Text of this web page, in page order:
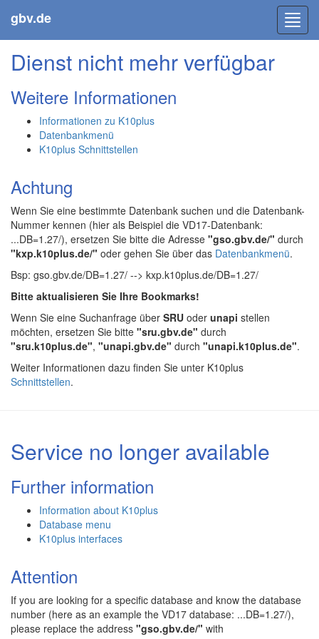
gbv.de
Dienst nicht mehr verfügbar
Weitere Informationen
Informationen zu K10plus
Datenbankmenü
K10plus Schnittstellen
Achtung
Wenn Sie eine bestimmte Datenbank suchen und die Datenbank-
Nummer kennen (hier als Beispiel die VD17-Datenbank:
...DB=1.27/), ersetzen Sie bitte die Adresse "gso.gbv.de/" durch
"kxp.k10plus.de/" oder gehen Sie über das Datenbankmenü.
Bsp: gso.gbv.de/DB=1.27/ --> kxp.k10plus.de/DB=1.27/
Bitte aktualisieren Sie Ihre Bookmarks!
Wenn Sie eine Suchanfrage über SRU oder unapi stellen
möchten, ersetzen Sie bitte "sru.gbv.de" durch
"sru.k10plus.de", "unapi.gbv.de" durch "unapi.k10plus.de".
Weiter Informationen dazu finden Sie unter K10plus
Schnittstellen.
Service no longer available
Further information
Information about K10plus
Database menu
K10plus interfaces
Attention
If you are looking for a specific database and know the database
number (here as an example the VD17 database: ...DB=1.27/),
please replace the address "gso.gbv.de/" with